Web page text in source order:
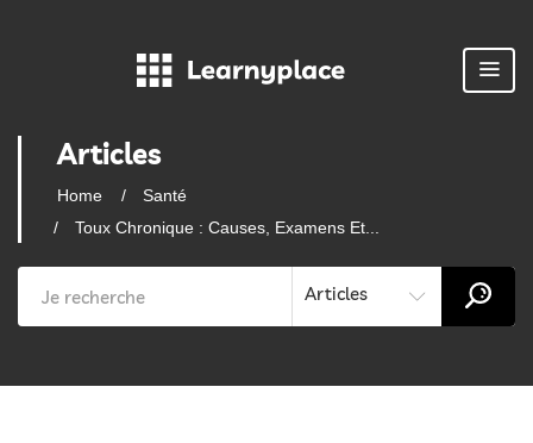
Articles
Home
Santé
Toux Chronique : Causes, Examens Et...
Articles